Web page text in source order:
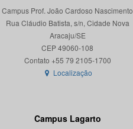
Campus Prof. João Cardoso Nascimento
Rua Cláudio Batista, s/n, Cidade Nova
Aracaju/SE
CEP 49060-108
Localização
Campus Lagarto